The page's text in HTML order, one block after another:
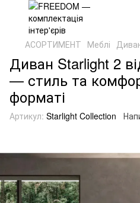
АСОРТИМЕНТ Меблі
Диван Starlight 2
— стиль та
форматі
Артикул: Starlight Collection